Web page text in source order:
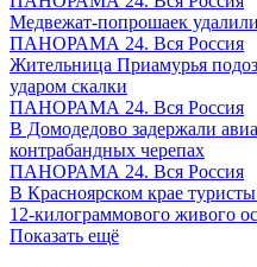
Медвежат-попрошаек
ПАНОРАМА 24. Вся Россия
Жительница Приамурья
ударом скалки
ПАНОРАМА 24. Вся Россия
В Домодедово задержали
контрабандных черепах
ПАНОРАМА 24. Вся Россия
В Красноярском крае
12-килограммового живого
Показать ещё